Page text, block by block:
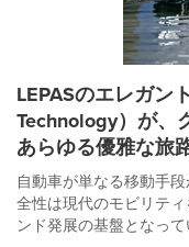
LEPASのエレガン
Technology）が、
あらゆる優雅な旅
自動車が単なる移動手
全性は現代のモビリテ
ンド発展の基盤となっ